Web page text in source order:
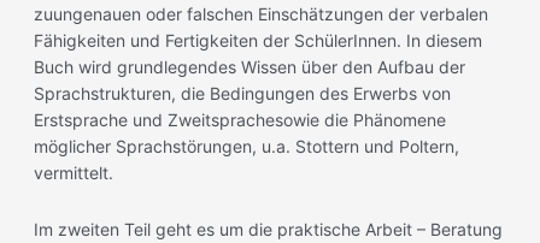
zuungenauen oder falschen Einschätzungen der verbalen
Fähigkeiten und Fertigkeiten der SchülerInnen. In diesem
Buch wird grundlegendes Wissen über den Aufbau der
Sprachstrukturen, die Bedingungen des Erwerbs von
Erstsprache und Zweitsprachesowie die Phänomene
möglicher Sprachstörungen, u.a. Stottern und Poltern,
vermittelt.
Im zweiten Teil geht es um die praktische Arbeit – Beratung